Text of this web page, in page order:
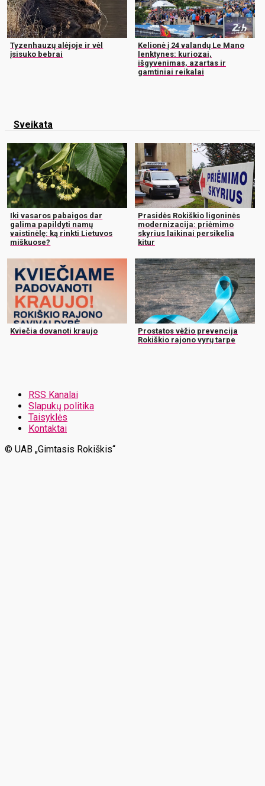
Tyzenhauzų alėjoje ir vėl
įsisuko bebrai
Kelionė į 24 valandų Le Mano
lenktynes: kuriozai,
išgyvenimas, azartas ir
gamtiniai reikalai
Sveikata
Iki vasaros pabaigos dar
galima papildyti namų
vaistinėlę: ką rinkti Lietuvos
miškuose?
Prasidės Rokiškio ligoninės
modernizacija: priėmimo
skyrius laikinai persikelia
kitur
Kviečia dovanoti kraujo
Prostatos vėžio prevencija
Rokiškio rajono vyrų tarpe
RSS Kanalai
Slapukų politika
Taisyklės
Kontaktai
© UAB „Gimtasis Rokiškis“